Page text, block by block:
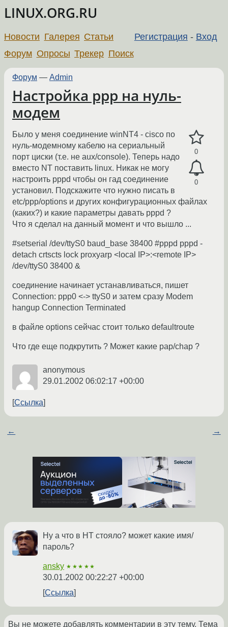
LINUX.ORG.RU
Регистрация - Вход
Новости Галерея Статьи
Форум Опросы Трекер Поиск
Форум — Admin
Настройка ppp на нуль-
модем
0
0
Было у меня соединение winNT4 - cisco по
нуль-модемному кабелю на сериальный
порт циски (т.е. не aux/console). Теперь надо
вместо NT поставить linux. Никак не могу
настроить pppd чтобы он гад соединение
установил. Подскажите что нужно писать в
etc/ppp/options и других конфигурационных файлах
(каких?) и какие параметры давать pppd ?
Что я сделал на данный момент и что вышло ...
#setserial /dev/ttyS0 baud_base 38400 #pppd pppd -
detach crtscts lock proxyarp <local IP>:<remote IP>
/dev/ttyS0 38400 &
соединение начинает устанавливаться, пишет
Connection: ppp0 <-> ttyS0 и затем сразу Modem
hangup Connection Terminated
в файле options сейчас стоит только defaultroute
Что где еще подкрутить ? Может какие pap/chap ?
anonymous
29.01.2002 06:02:17 +00:00
Ссылка
← →
Ну а что в НТ стояло? может какие имя/
пароль?
ansky ★★★★★
30.01.2002 00:22:27 +00:00
Ссылка
Вы не можете добавлять комментарии в эту тему. Тема